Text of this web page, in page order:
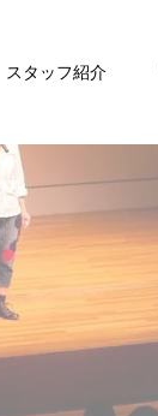
スタッフ紹介